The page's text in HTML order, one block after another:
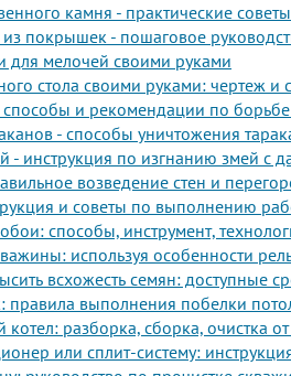
камня - практические
покрышек - пошаговое
для мелочей своими руками
стола своими руками: чертеж и
способы и рекомендации по
- способы уничтожения
- инструкция по изгнанию змей с
возведение стен и
и советы по выполнению
способы, инструмент,
используя особенности
всхожесть семян: доступные
правила выполнения побелки
котел: разборка, сборка, очистка
или сплит-систему: